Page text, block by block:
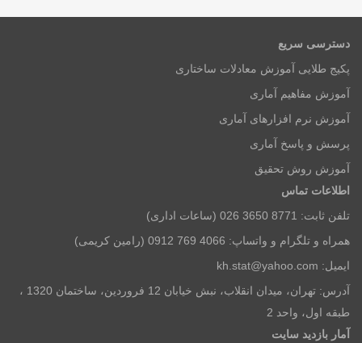
دسترسی سریع
پکیج طلایی آموزش معادلات ساختاری
آموزش مفاهیم آماری
آموزش نرم افزارهای آماری
پرسش و پاسخ آماری
آموزش روش تحقیق
اطلاعات تماس
تلفن ثابت: 8771 3650 026 (ساعات اداری)
همراه و تلگرام و واتساپ: 4066 769 0912 (رامین کریمی)
ایمیل: kh.stat@yahoo.com
آدرس: تهران، میدان انقلاب، نبش خیابان 12 فروردین، ساختمان 1320 ،
طبقه اول، واحد 2
آمار بازديد سايت